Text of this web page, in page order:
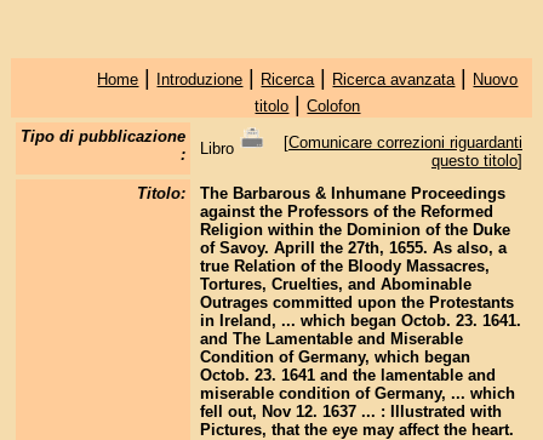
Home | Introduzione | Ricerca | Ricerca avanzata | Nuovo
titolo |Colofon
Tipo di pubblicazione
:
Libro [Comunicare correzioni riguardanti
questo titolo]
Titolo:
The Barbarous & Inhumane Proceedings
against the Professors of the Reformed
Religion within the Dominion of the Duke
of Savoy. Aprill the 27th, 1655. As also, a
true Relation of the Bloody Massacres,
Tortures, Cruelties, and Abominable
Outrages committed upon the Protestants
in Ireland, ... which began Octob. 23. 1641.
and The Lamentable and Miserable
Condition of Germany, which began
Octob. 23. 1641 and the lamentable and
miserable condition of Germany, ... which
fell out, Nov 12. 1637 ... : Illustrated with
Pictures, that the eye may affect the heart.